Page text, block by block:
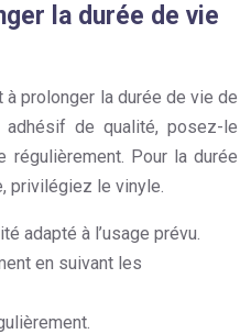
la durée de vie
prolonger la durée de vie de
de qualité, posez-le
régulièrement. Pour la durée
privilégiez le vinyle.
adapté à l’usage prévu.
en suivant les